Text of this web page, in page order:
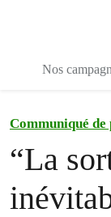
Nos
Communiqué de
“La